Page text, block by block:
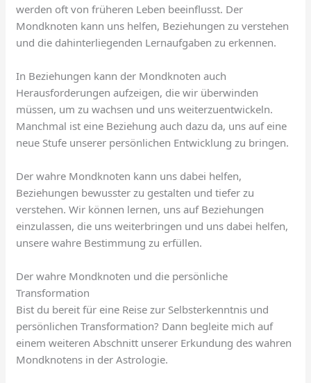
werden oft von früheren Leben beeinflusst. Der
Mondknoten kann uns helfen, Beziehungen zu verstehen
und die dahinterliegenden Lernaufgaben zu erkennen.
In Beziehungen kann der Mondknoten auch
Herausforderungen aufzeigen, die wir überwinden
müssen, um zu wachsen und uns weiterzuentwickeln.
Manchmal ist eine Beziehung auch dazu da, uns auf eine
neue Stufe unserer persönlichen Entwicklung zu bringen.
Der wahre Mondknoten kann uns dabei helfen,
Beziehungen bewusster zu gestalten und tiefer zu
verstehen. Wir können lernen, uns auf Beziehungen
einzulassen, die uns weiterbringen und uns dabei helfen,
unsere wahre Bestimmung zu erfüllen.
Der wahre Mondknoten und die persönliche
Transformation
Bist du bereit für eine Reise zur Selbsterkenntnis und
persönlichen Transformation? Dann begleite mich auf
einem weiteren Abschnitt unserer Erkundung des wahren
Mondknotens in der Astrologie.